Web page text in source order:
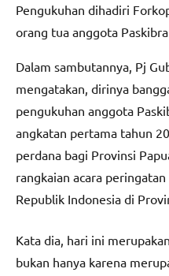
Pengukuhan dihadiri
orang tua anggota
Dalam sambutannya, Pj
mengatakan, dirinya
pengukuhan anggota
angkatan pertama tahun
perdana bagi Provinsi
rangkaian acara
Republik Indonesia di
Kata dia, hari ini
bukan hanya karena